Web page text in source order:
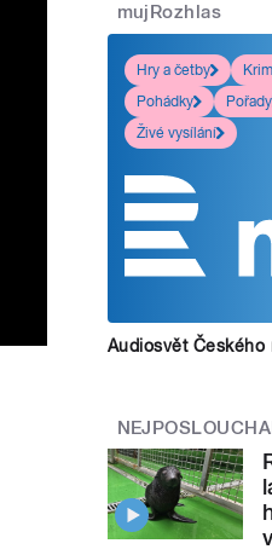
mujRozhlas
Hry a četby
Pohádky
Pořady
Živé vysílání
Audiosvět Českého